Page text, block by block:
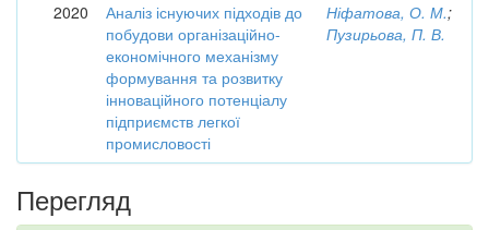
2020
Аналіз існуючих підходів до
побудови організаційно-
економічного механізму
формування та розвитку
інноваційного потенціалу
підприємств легкої
промисловості
Ніфатова, О. М.;
Пузирьова, П. В.
Перегляд